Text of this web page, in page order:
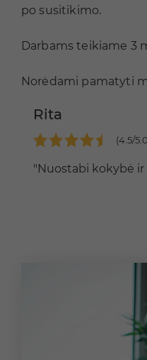
po susitikimo.
Darbams teikiame 3
Norėdami pamatyti
Rita
(4.5/
"Nuostabi kokybė ir